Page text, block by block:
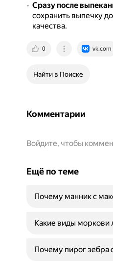
Сразу после
сохранить выпечку
качества.
0 vk.com
Найти в Поиске
Комментарии
Войдите, чтобы
Ещё по теме
Почему манник с
Какие виды моркови
Почему пирог зебра